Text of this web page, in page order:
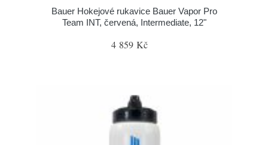
Bauer Hokejové rukavice Bauer Vapor Pro
Team INT, červená, Intermediate, 12"
4 859 Kč